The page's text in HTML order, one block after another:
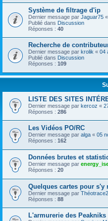
Système de filtrage d'ip
Dernier message par Jaguar75 «
Publié dans Discussion
Réponses : 40
Recherche de
Dernier message par krolik « 04
Publié dans Discussion
Réponses : 109
LISTE DES SITES
Dernier message par kercoz «
Réponses : 286
Les Vidéos PO/RC
Dernier message par alga « 05
Réponses : 162
Données brutes et
Dernier message par
Réponses : 20
Quelques cartes pour s'y
Dernier message par Théotrace2
Réponses : 88
L'armurerie des Peakniks